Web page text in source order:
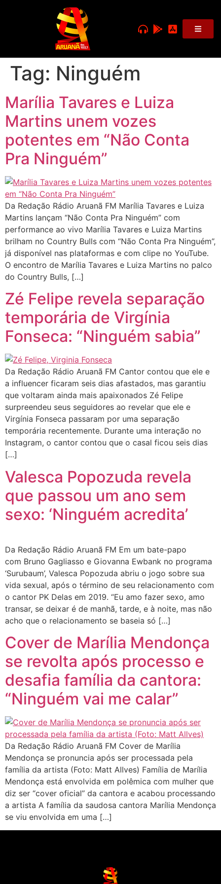
Tag: Ninguém
Marília Tavares e Luiza
Martins unem vozes
potentes em “Não Conta
Pra Ninguém”
Da Redação Rádio Aruanã FM Marília Tavares e Luiza
Martins lançam “Não Conta Pra Ninguém” com
performance ao vivo Marília Tavares e Luiza Martins
brilham no Country Bulls com “Não Conta Pra Ninguém”,
já disponível nas plataformas e com clipe no YouTube.
O encontro de Marília Tavares e Luiza Martins no palco
do Country Bulls, […]
Zé Felipe revela separação
temporária de Virgínia
Fonseca: “Ninguém sabia”
Da Redação Rádio Aruanã FM Cantor contou que ele e
a influencer ficaram seis dias afastados, mas garantiu
que voltaram ainda mais apaixonados Zé Felipe
surpreendeu seus seguidores ao revelar que ele e
Virgínia Fonseca passaram por uma separação
temporária recentemente. Durante uma interação no
Instagram, o cantor contou que o casal ficou seis dias
[…]
Valesca Popozuda revela
que passou um ano sem
sexo: ‘Ninguém acredita’
Da Redação Rádio Aruanã FM Em um bate-papo
com Bruno Gagliasso e Giovanna Ewbank no programa
‘Surubaum’, Valesca Popozuda abriu o jogo sobre sua
vida sexual, após o término de seu relacionamento com
o cantor PK Delas em 2019. “Eu amo fazer sexo, amo
transar, se deixar é de manhã, tarde, e à noite, mas não
acho que o relacionamento se baseia só […]
Cover de Marília Mendonça
se revolta após processo e
desafia família da cantora:
“Ninguém vai me calar”
Da Redação Rádio Aruanã FM Cover de Marília
Mendonça se pronuncia após ser processada pela
família da artista (Foto: Matt Allves) Família de Marília
Mendonça está envolvida em polêmica com mulher que
diz ser “cover oficial” da cantora e acabou processando
a artista A família da saudosa cantora Marília Mendonça
se viu envolvida em uma […]